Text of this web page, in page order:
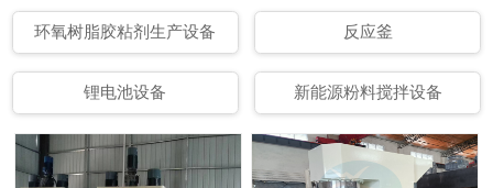
环氧树脂胶粘剂生产设备 反应釜
锂电池设备 新能源粉料搅拌设备